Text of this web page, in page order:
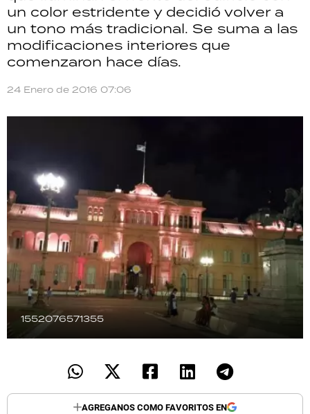
un color estridente y decidió volver a
un tono más tradicional. Se suma a las
modificaciones interiores que
comenzaron hace días.
24 Enero de 2016 07:06
1552076571355
AGREGANOS COMO FAVORITOS EN
GRAN HERMANO
SALUD
DEPORTES
RECETAS
PALABRAS
HORÓSCOPO
Seguinos